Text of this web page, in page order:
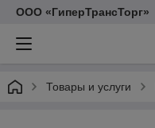
ООО «ГиперТрансТорг»
Товары и услуги